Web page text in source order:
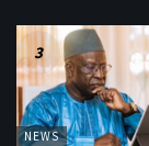
NEWS